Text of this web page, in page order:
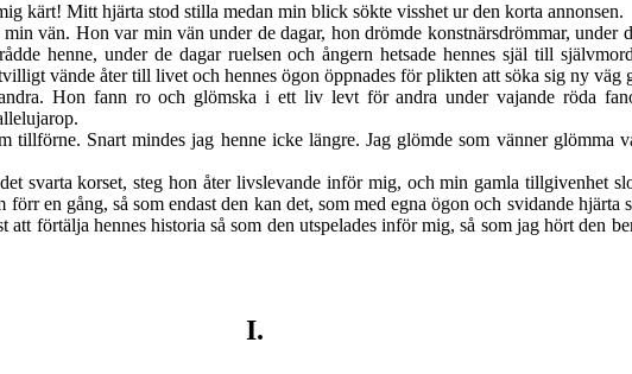
kärt! Mitt hjärta stod stilla medan min blick sökte visshet ur den korta annonsen.
vän. Hon var min vän under de dagar, hon drömde konstnärsdrömmar, under
henne, under de dagar ruelsen och ångern hetsade hennes själ till
vände åter till livet och hennes ögon öppnades för plikten att söka sig ny väg
Hon fann ro och glömska i ett liv levt för andra under vajande röda
tillförne. Snart mindes jag henne icke längre. Jag glömde som vänner glömma
svarta korset, steg hon åter livslevande inför mig, ochmin gamla tillgivenhet
en gång, så som endast den kan det, som med egna ögon och svidande hjärta
förtälja hennes historia så som den utspelades inför mig, så som jag hört den
I.